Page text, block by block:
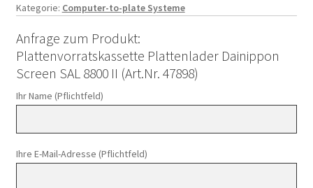
Kategorie: Computer-to-plate Systeme
Anfrage zum Produkt:
Plattenvorratskassette Plattenlader Dainippon
Screen SAL 8800 II (Art.Nr. 47898)
Ihr Name (Pflichtfeld)
Ihre E-Mail-Adresse (Pflichtfeld)